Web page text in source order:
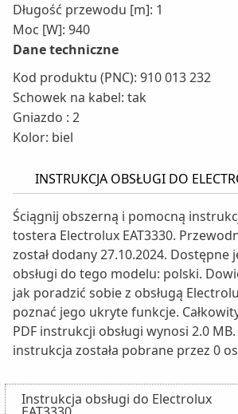
Długość przewodu [m]: 1
Moc [W]: 940
Dane techniczne
Kod produktu (PNC): 910 013 232
Schowek na kabel: tak
Gniazdo : 2
Kolor: biel
INSTRUKCJA OBSŁUGI DO
Ściągnij obszerną i pomocną
tostera Electrolux EAT3330.
został dodany 27.10.2024. Dostępne
obsługi do tego modelu: polski.
jak poradzić sobie z obsługą
poznać jego ukryte funkcje.
PDF instrukcji obsługi wynosi 2.0
instrukcja została pobrane przez 0
Instrukcja obsługi do Electrolux